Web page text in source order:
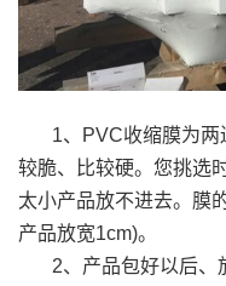
1、PVC收缩膜为两
较脆、比较硬。您挑选
太小产品放不进去。膜
产品放宽1cm)。
2、产品包好以后、